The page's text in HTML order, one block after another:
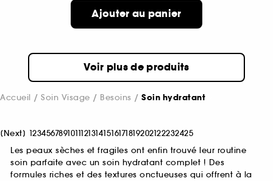
Ajouter au panier
Voir plus de produits
Accueil Soin Visage Besoins Soin hydratant
[Next] 12345678910111213141516171819202122232425
Les peaux sèches et fragiles ont enfin trouvé leur routine
soin parfaite avec un soin hydratant complet ! Des
formules riches et des textures onctueuses qui offrent à la